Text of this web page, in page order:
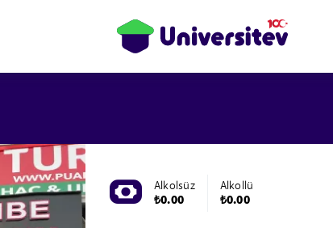
Alkolsüz
₺0.00
Alkollü
₺0.00